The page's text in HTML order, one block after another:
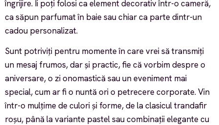
îngrijire. Îi poți folosi ca element decorativ într-o cameră,
ca săpun parfumat în baie sau chiar ca parte dintr-un
cadou personalizat.
Sunt potriviți pentru momente în care vrei să transmiți
un mesaj frumos, dar și practic, fie că vorbim despre o
aniversare, o zi onomastică sau un eveniment mai
special, cum ar fi o nuntă ori o petrecere corporate. Vin
într-o mulțime de culori și forme, de la clasicul trandafir
roșu, până la variante pastel sau combinații elegante cu